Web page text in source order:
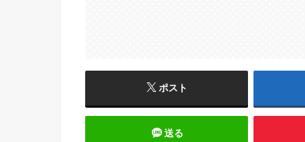
ポスト
送る